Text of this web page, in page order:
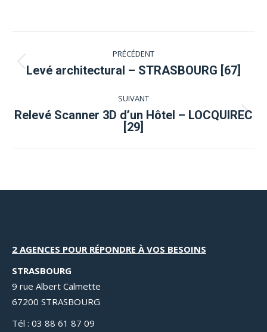
Navigation
de
commentaire
PRÉCÉDENT
Onglet
Levé architectural – STRASBOURG [67]
SUIVANT
Projets
similaires
Relevé Scanner 3D d’un Hôtel – LOCQUIREC
[29]
2 AGENCES POUR RÉPONDRE À VOS BESOINS
STRASBOURG
9 rue Albert Calmette
67200 STRASBOURG
Tél : 03 88 61 87 09